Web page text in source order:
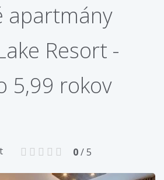
apartmány
Resort -
5,99 rokov
0/ 5